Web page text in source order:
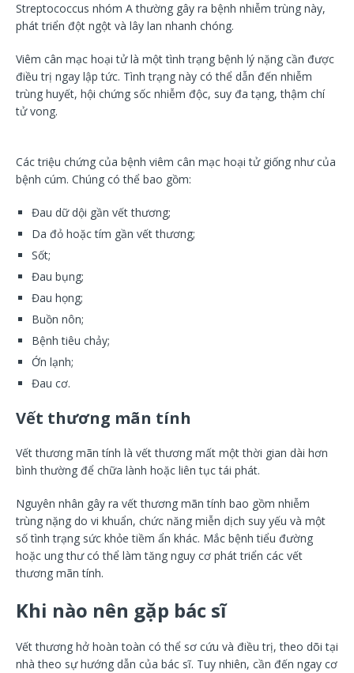
Streptococcus nhóm A thường gây ra bệnh nhiễm trùng này,
phát triển đột ngột và lây lan nhanh chóng.
Viêm cân mạc hoại tử là một tình trạng bệnh lý nặng cần được
điều trị ngay lập tức. Tình trạng này có thể dẫn đến nhiễm
trùng huyết, hội chứng sốc nhiễm độc, suy đa tạng, thậm chí
tử vong.
Các triệu chứng của bệnh viêm cân mạc hoại tử giống như của
bệnh cúm. Chúng có thể bao gồm:
Đau dữ dội gần vết thương;
Da đỏ hoặc tím gần vết thương;
Sốt;
Đau bụng;
Đau họng;
Buồn nôn;
Bệnh tiêu chảy;
Ớn lạnh;
Đau cơ.
Vết thương mãn tính
Vết thương mãn tính là vết thương mất một thời gian dài hơn
bình thường để chữa lành hoặc liên tục tái phát.
Nguyên nhân gây ra vết thương mãn tính bao gồm nhiễm
trùng nặng do vi khuẩn, chức năng miễn dịch suy yếu và một
số tình trạng sức khỏe tiềm ẩn khác. Mắc bệnh tiểu đường
hoặc ung thư có thể làm tăng nguy cơ phát triển các vết
thương mãn tính.
Khi nào nên gặp bác sĩ
Vết thương hở hoàn toàn có thể sơ cứu và điều trị, theo dõi tại
nhà theo sự hướng dẫn của bác sĩ. Tuy nhiên, cần đến ngay cơ